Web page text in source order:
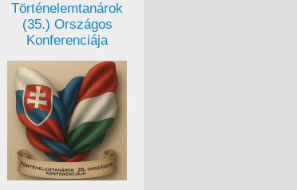
Történelemtanárok
(35.) Országos
Konferenciája